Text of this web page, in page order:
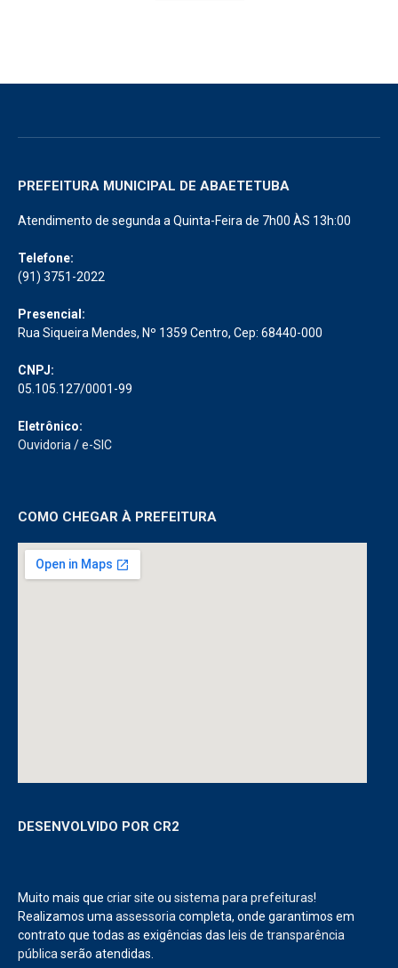
PREFEITURA MUNICIPAL DE ABAETETUBA
Atendimento de segunda a Quinta-Feira de 7h00 ÀS 13h:00
Telefone:
(91) 3751-2022
Presencial:
Rua Siqueira Mendes, Nº 1359 Centro, Cep: 68440-000
CNPJ:
05.105.127/0001-99
Eletrônico:
Ouvidoria/e-SIC
COMO CHEGAR À PREFEITURA
DESENVOLVIDO POR CR2
Muito mais que criar site ou sistema para prefeituras!
Realizamos umaassessoriacompleta, onde garantimos em
contrato que todas as exigências das leis de transparência
públicaserão atendidas.